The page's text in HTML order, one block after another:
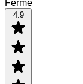
Fermé
4.9